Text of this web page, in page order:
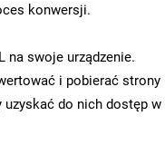
konwersji.
na swoje urządzenie.
i pobierać strony
uzyskać do nich dostęp w